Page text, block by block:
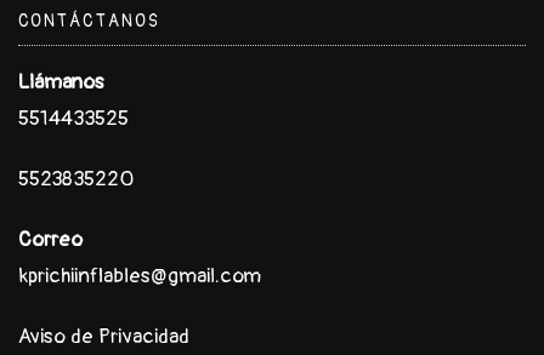
CONTÁCTANOS
Llámanos
5514433525
5523835220
Correo
kprichiinflables@gmail.com
Aviso de Privacidad